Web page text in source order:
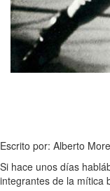
Escrito por: Alberto
Si hace unos días
integrantes de la mítica